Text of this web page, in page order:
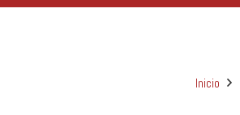
Inicio